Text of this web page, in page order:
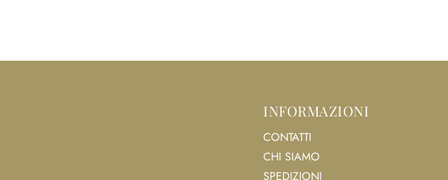
INFORMAZIONI
CONTATTI
CHI SIAMO
SPEDIZIONI